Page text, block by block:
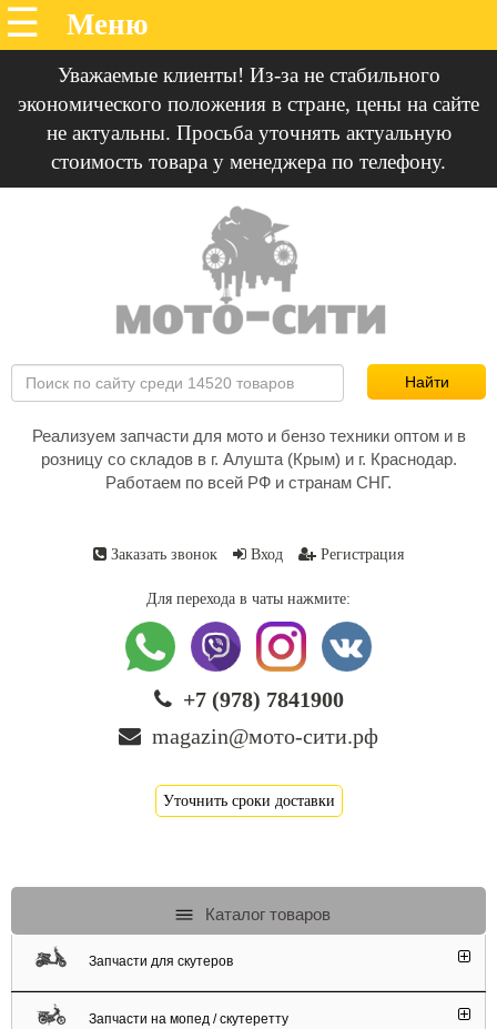
Уважаемые клиенты! Из-за не стабильного
экономического положения в стране, цены на сайте
не актуальны. Просьба уточнять актуальную
стоимость товара у менеджера по телефону.
Реализуем запчасти для мото и бензо техники оптом и в
розницу со складов в г. Алушта (Крым) и г. Краснодар.
Работаем по всей РФ и странам СНГ.
Заказать звонок Вход Регистрация
Для перехода в чаты нажмите:
+7 (978) 7841900
magazin@мото-сити.рф
Уточнить сроки доставки
Каталог товаров
Запчасти для скутеров
Запчасти на мопед / скутеретту